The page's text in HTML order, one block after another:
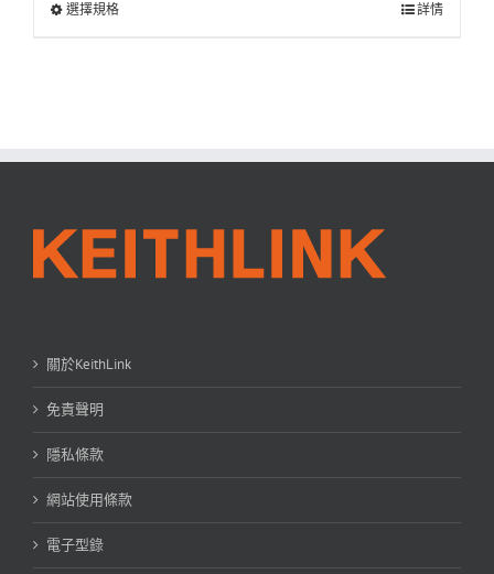
選擇規格 詳情
關於KeithLink
免責聲明
隱私條款
網站使用條款
電子型錄